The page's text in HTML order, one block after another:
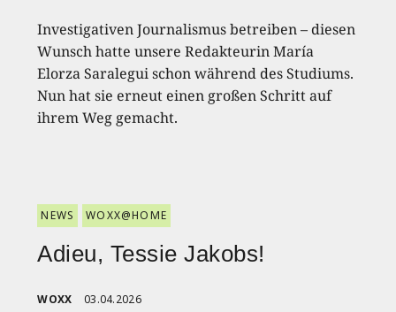
Investigativen Journalismus betreiben – diesen
Wunsch hatte unsere Redakteurin María
Elorza Saralegui schon während des Studiums.
Nun hat sie erneut einen großen Schritt auf
ihrem Weg gemacht.
NEWS WOXX@HOME
Adieu, Tessie Jakobs!
WOXX 03.04.2026